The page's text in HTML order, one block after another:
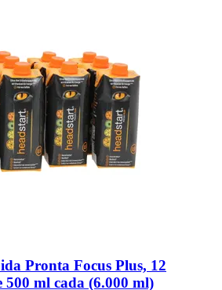
Pronta Focus Plus, 12
500 ml cada (6.000 ml)